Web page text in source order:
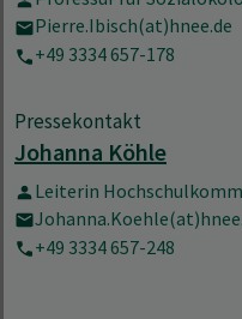
Pierre.Ibisch(at)hnee.de
+49 3334 657-178
Pressekontakt
Johanna Köhle
Leiterin
+49 3334 657-248